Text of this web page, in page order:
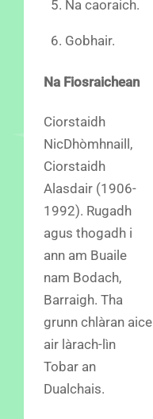
Na caoraich.
Gobhair.
Na Fiosraichean
Ciorstaidh
NicDhòmhnaill,
Ciorstaidh
Alasdair (1906-
1992). Rugadh
agus thogadh i
ann am Buaile
nam Bodach,
Barraigh. Tha
grunn chlàran aice
air làrach-lìn
Tobar an
Dualchais.